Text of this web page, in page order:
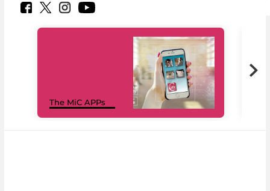
The MiC APPs